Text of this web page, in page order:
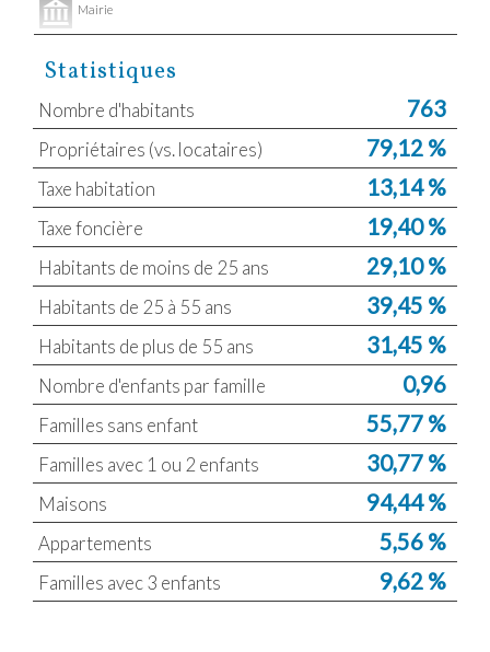
Mairie
Statistiques
Nombre d'habitants 763
Propriétaires (vs. locataires) 79,12 %
Taxe habitation 13,14 %
Taxe foncière 19,40 %
Habitants de moins de 25 ans 29,10 %
Habitants de 25 à 55 ans 39,45 %
Habitants de plus de 55 ans 31,45 %
Nombre d'enfants par famille 0,96
Familles sans enfant 55,77 %
Familles avec 1 ou 2 enfants 30,77 %
Maisons 94,44 %
Appartements 5,56 %
Familles avec 3 enfants 9,62 %